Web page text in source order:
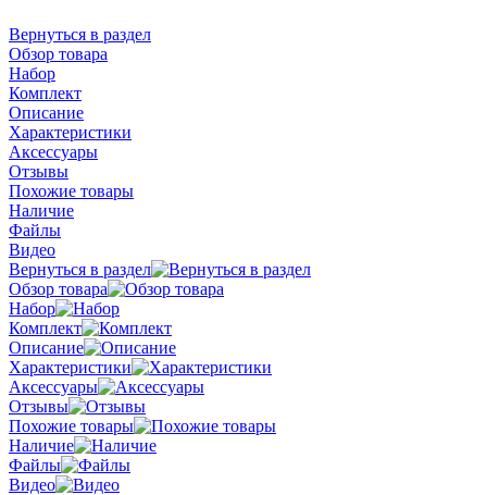
Вернуться в раздел
Обзор товара
Набор
Комплект
Описание
Характеристики
Аксессуары
Отзывы
Похожие товары
Наличие
Файлы
Видео
Вернуться в раздел
Обзор товара
Набор
Комплект
Описание
Характеристики
Аксессуары
Отзывы
Похожие товары
Наличие
Файлы
Видео